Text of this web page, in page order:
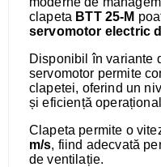
clapeta BTT 25-M
servomotor electric
Disponibil în variante
servomotor permite
clapetei, oferind un
și eficiență
Clapeta permite o
m/s, fiind adecvată
de ventilație.